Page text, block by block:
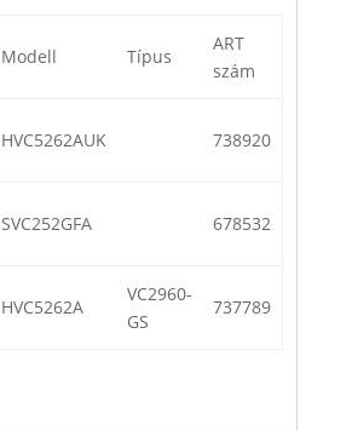
Modell Típus
ART
szám
HVC5262AUK 738920
SVC252GFA 678532
HVC5262A
VC2960-
GS
737789